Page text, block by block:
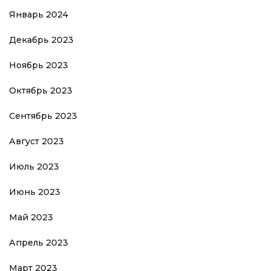
Январь 2024
Декабрь 2023
Ноябрь 2023
Октябрь 2023
Сентябрь 2023
Август 2023
Июль 2023
Июнь 2023
Май 2023
Апрель 2023
Март 2023